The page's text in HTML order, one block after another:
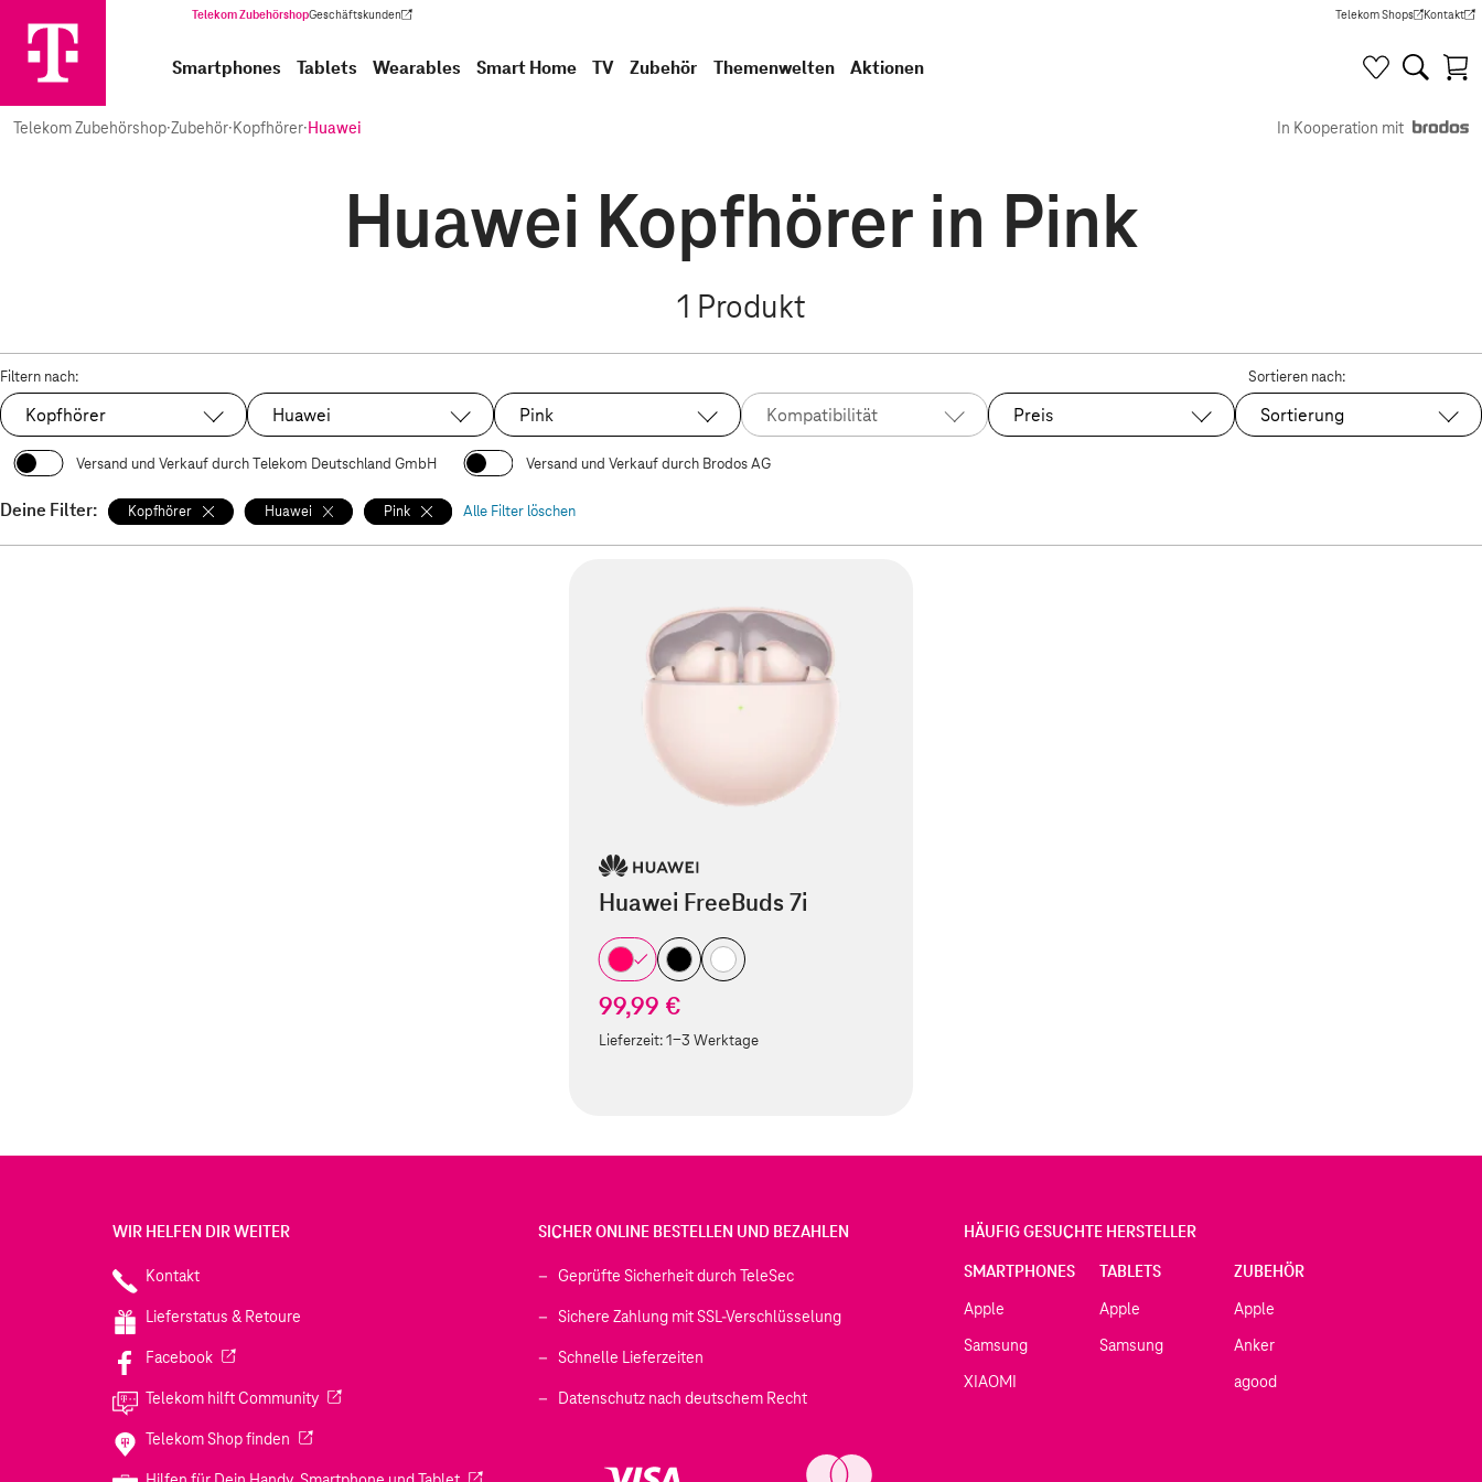
Telekom ZubehörshopGeschäftskunden
(Wird in einem neuen Tab geöffnet) Telekom Shops
(Wird in einem neuen Tab
Kontakt
(Wird in
Smartphones Tablets Wearables Smart Home TV Zubehör Themenwelten Aktionen
Telekom Zubehörshop·Zubehör·Kopfhörer·Huawei In Kooperation mit
Huawei Kopfhörer in Pink
1 Produkt
Filtern nach:
Ausgewählt:
Kopfhörer Ausgewählt:
Huawei Ausgewählt:
Pink Kompatibilität Preis
Sortieren nach:
Sortierung
Versand und Verkauf durch Telekom Deutschland GmbH Versand und Verkauf durch Brodos AG
Deine Filter: Kopfhörer Huawei Pink Alle Filter löschen
Huawei FreeBuds 7i
99,99 €
Lieferzeit:1-3 Werktage
WIR HELFEN DIR WEITER
Kontakt
Lieferstatus & Retoure
Facebook(Wird in einem neuen Tab geöffnet)
Telekom hilft Community(Wird in einem neuen Tab geöffnet)
Telekom Shop finden (Wird in einem neuen Tab geöffnet)
SICHER ONLINE BESTELLEN UND BEZAHLEN
Geprüfte Sicherheit durch TeleSec
Sichere Zahlung mit SSL-Verschlüsselung
Schnelle Lieferzeiten
Datenschutz nach deutschem Recht
HÄUFIG GESUCHTE HERSTELLER
SMARTPHONES
Apple
Samsung
XIAOMI
TABLETS
Apple
Samsung
ZUBEHÖR
Apple
Anker
agood